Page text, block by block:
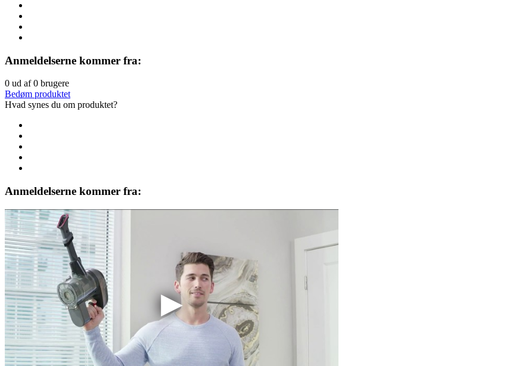
Anmeldelserne kommer fra:
0 ud af0 brugere
Bedøm produktet
Hvad synes du om produktet?
Anmeldelserne kommer fra: